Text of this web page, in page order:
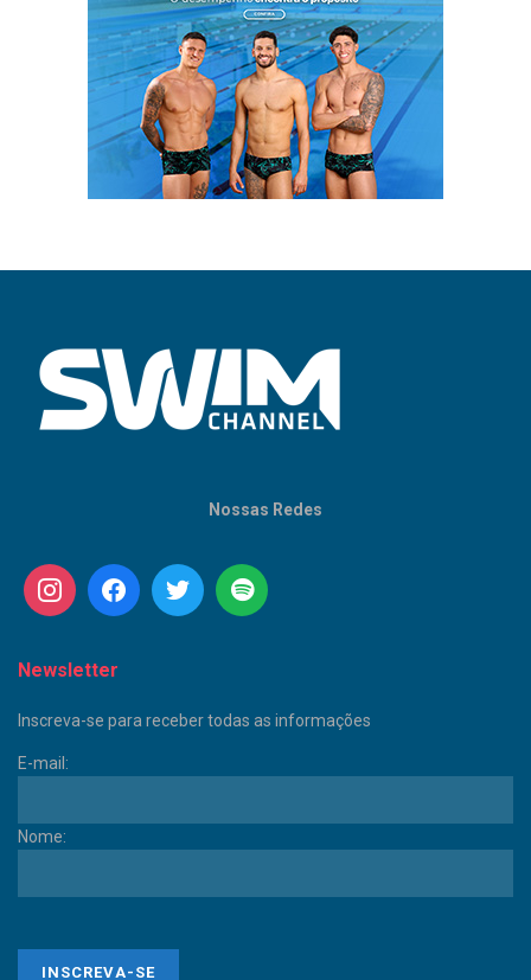
Nossas Redes
Newsletter
Inscreva-se para receber todas as informações
E-mail:
Nome: